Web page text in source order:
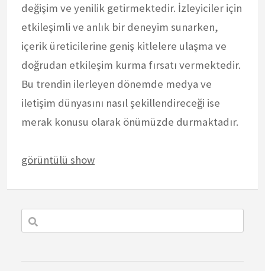
değişim ve yenilik getirmektedir. İzleyiciler için
etkileşimli ve anlık bir deneyim sunarken,
içerik üreticilerine geniş kitlelere ulaşma ve
doğrudan etkileşim kurma fırsatı vermektedir.
Bu trendin ilerleyen dönemde medya ve
iletişim dünyasını nasıl şekillendireceği ise
merak konusu olarak önümüzde durmaktadır.
görüntülü show